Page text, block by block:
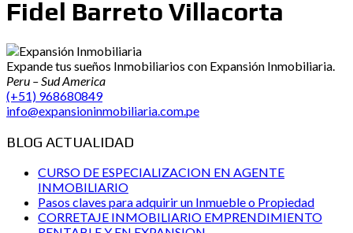
Fidel Barreto Villacorta
Expande tus sueños Inmobiliarios con Expansión Inmobiliaria.
Peru – Sud America
(+51) 968680849
info@expansioninmobiliaria.com.pe
BLOG ACTUALIDAD
CURSO DE ESPECIALIZACION EN AGENTE
INMOBILIARIO
Pasos claves para adquirir un Inmueble o Propiedad
CORRETAJE INMOBILIARIO EMPRENDIMIENTO